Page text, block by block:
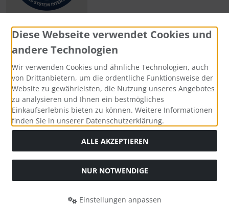
Zahlungsmethoden
Social Media
Widerrufsformular
Diese Webseite verwendet Cookies und
andere Technologien
Wir verwenden Cookies und ähnliche Technologien, auch
von Drittanbietern, um die ordentliche Funktionsweise der
Website zu gewährleisten, die Nutzung unseres Angebotes
zu analysieren und Ihnen ein bestmögliches
Einkaufserlebnis bieten zu können. Weitere Informationen
finden Sie in unserer Datenschutzerklärung.
ALLE AKZEPTIEREN
NUR NOTWENDIGE
Einstellungen anpassen